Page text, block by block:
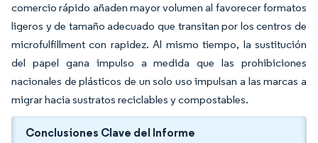
comercio rápido añaden mayor volumen al favorecer formatos
ligeros y de tamaño adecuado que transitan por los centros de
microfulfillment con rapidez. Al mismo tiempo, la sustitución
del papel gana impulso a medida que las prohibiciones
nacionales de plásticos de un solo uso impulsan a las marcas a
migrar hacia sustratos reciclables y compostables.
Conclusiones Clave del Informe